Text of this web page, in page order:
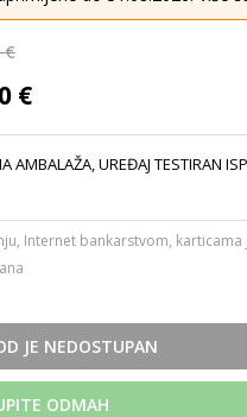
€
€
AMBALAŽA, UREĐAJ TESTIRAN
Internet bankarstvom,
JE NEDOSTUPAN
ODMAH